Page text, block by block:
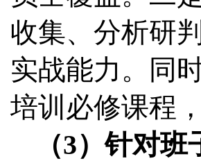
收集、分析研
实战能力。同
培训必修课程
（3）针对